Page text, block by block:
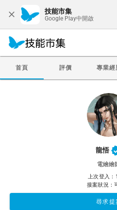
技能市集
Google Play中開啟
首頁 評價 專業經
龍悟
電繪繪
上次登入：
接案狀況：
尋求提